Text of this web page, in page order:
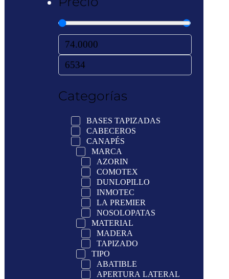
Categorías
BASES TAPIZADAS
CABECEROS
CANAPÉS
MARCA
AZORIN
COMOTEX
DUNLOPILLO
INMOTEC
LA PREMIER
NOSOLOPATAS
MATERIAL
MADERA
TAPIZADO
TIPO
ABATIBLE
APERTURA LATERAL